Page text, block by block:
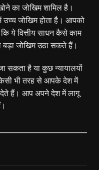
का जोखिम शामिल है।
जोखिम होता है। आपको
ये वित्तीय साधन कैसे काम
जोखिम उठा सकते हैं।
सकता है या कुछ न्यायालयों
भी तरह से आपके देश में
देते हैं। आप अपने देश में लागू